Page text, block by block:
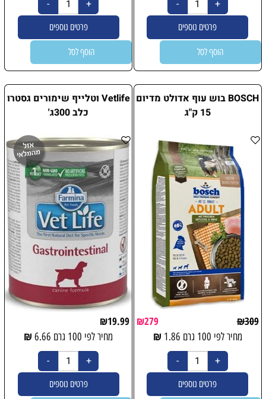
פרטים נוספים
הוסף לסל
פרטים נוספים
הוסף לסל
BOSCH בוש עוף אדולט מדיום
15 ק"ג
₪309
₪279
מחיר לפי 100 גרם 1.86
₪
פרטים נוספים
Vetlife וטלייף שימורים גסטרו
כלב 300ג'
₪19.99
מחיר לפי 100 גרם 6.66
₪
פרטים נוספים